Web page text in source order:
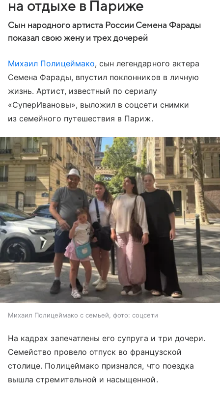
на отдыхе в Париже
Сын народного артиста России Семена Фарады
показал свою жену и трех дочерей
Михаил Полицеймако, сын легендарного актера
Семена Фарады, впустил поклонников в личную
жизнь. Артист, известный по сериалу
«СуперИвановы», выложил в соцсети снимки
из семейного путешествия в Париж.
Михаил Полицеймако с семьей, фото: соцсети
На кадрах запечатлены его супруга и три дочери.
Семейство провело отпуск во французской
столице. Полицеймако признался, что поездка
вышла стремительной и насыщенной.